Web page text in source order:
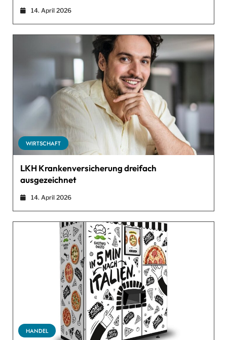
14. April 2026
WIRTSCHAFT
LKH Krankenversicherung dreifach
ausgezeichnet
14. April 2026
HANDEL